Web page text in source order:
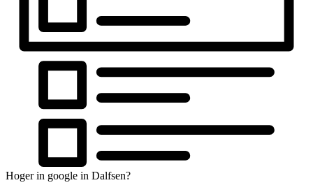
Hoger in google in Dalfsen?